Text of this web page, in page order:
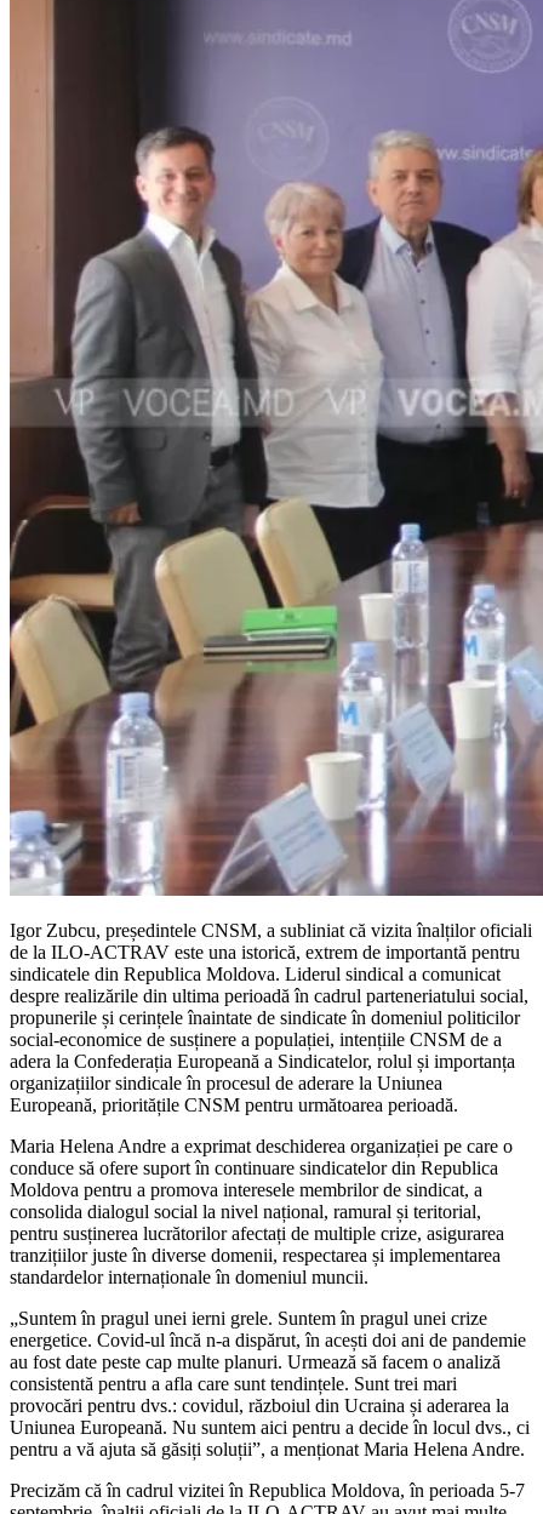
Igor Zubcu, președintele CNSM, a subliniat că vizita înalților oficiali
de la ILO-ACTRAV este una is­torică, extrem de importantă pentru
sindicatele din Republica Moldova. Liderul sindical a comunicat
despre realizările din ultima perioadă în cadrul par­teneriatului social,
propunerile și cerințele înaintate de sindicate în domeniul politicilor
social-economi­ce de susținere a populației, intențiile CNSM de a
adera la Confederația Europeană a Sindicatelor, ro­lul și importanța
organizațiilor sindicale în procesul de aderare la Uniunea
Europeană, prioritățile CNSM pentru următoarea perioadă.
Maria Helena Andre a exprimat deschiderea organizației pe care o
conduce să ofere suport în continuare sindicatelor din Republica
Moldova pentru a promova interesele membrilor de sindi­cat, a
consolida dialogul social la nivel național, ramural și teritorial,
pentru susținerea lucrători­lor afectați de multiple crize, asigurarea
tranzițiilor juste în diverse domenii, respectarea și implementarea
standardelor internaționale în domeniul muncii.
„Suntem în pragul unei ierni grele. Suntem în pra­gul unei crize
energetice. Covid-ul încă n-a dispărut, în acești doi ani de pandemie
au fost date peste cap multe planuri. Urmează să facem o analiză
consistentă pentru a afla care sunt tendințele. Sunt trei mari
provocări pentru dvs.: covidul, războiul din Ucraina și aderarea la
Uniunea Europeană. Nu suntem aici pentru a decide în locul dvs., ci
pentru a vă ajuta să găsiți soluții”, a menționat Maria Helena Andre.
Precizăm că în cadrul vizitei în Republica Mol­dova, în perioada 5-7